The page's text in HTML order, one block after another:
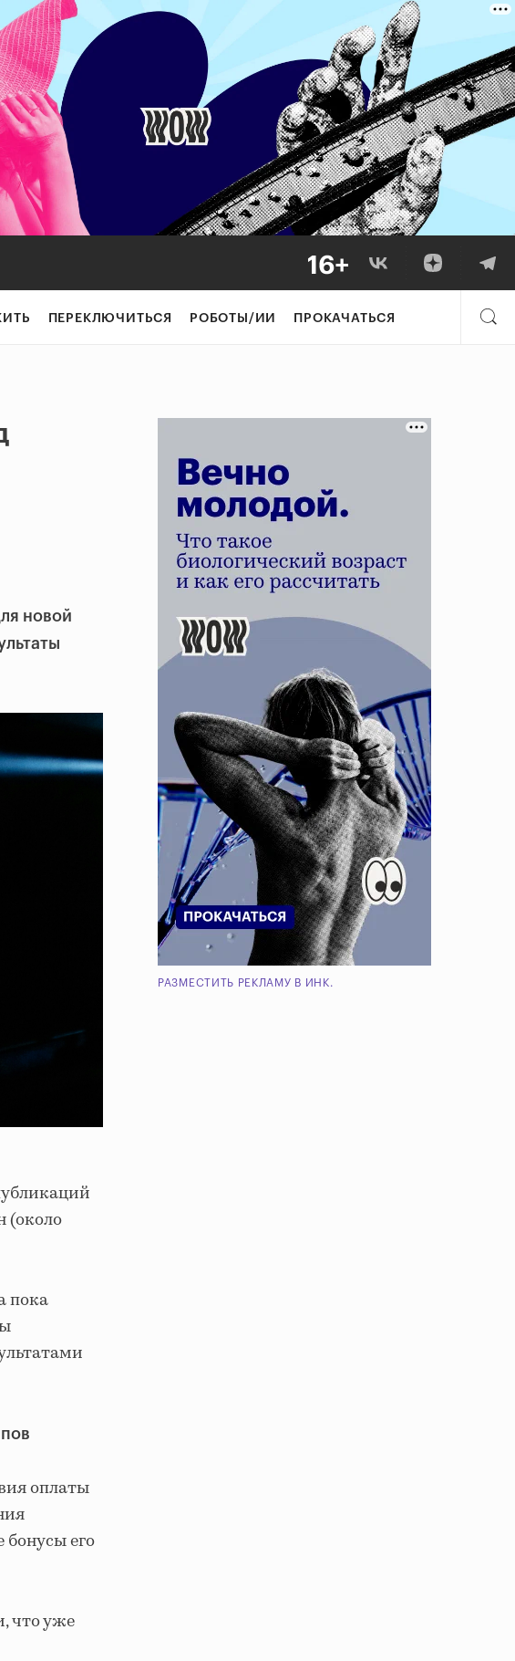
ПЕРЕКЛЮЧИТЬСЯ РОБОТЫ/ИИ ПРОКАЧАТЬСЯ
новой
(около
пока
оплаты
бонусы его
что уже
РАЗМЕСТИТЬ РЕКЛАМУ В ИНК.